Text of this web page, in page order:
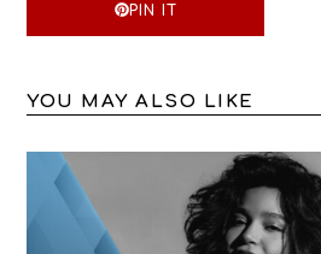
PIN IT
YOU MAY ALSO LIKE